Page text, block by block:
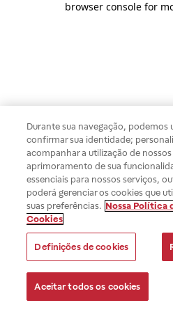
browser console for
Durante sua navegação, podemos
confirmar sua identidade;
acompanhar a utilização de
aprimoramento de sua
essenciais para nossos serviços,
poderá gerenciar os cookies que
suas preferências. Nossa Política
Cookies
Definições de cookies
Aceitar todos os cookies